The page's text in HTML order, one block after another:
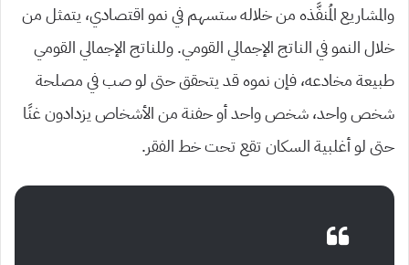
والمشاريع المُنفَّذه من خلاله ستسهم في نمو اقتصادي، يتمثل من
خلال النمو في الناتج الإجمالي القومي. وللناتج الإجمالي القومي
طبيعة مخادعه، فإن نموه قد يتحقق حتى لو صب في مصلحة
شخص واحد، شخص واحد أو حفنة من الأشخاص يزدادون غنًا
حتى لو أغلبية السكان تقع تحت خط الفقر.